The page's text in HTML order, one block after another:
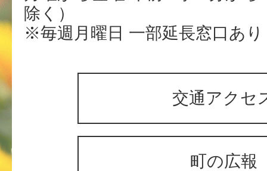
除く）
※毎週月曜日 一部延長窓口あり
交通アクセ
町の広報